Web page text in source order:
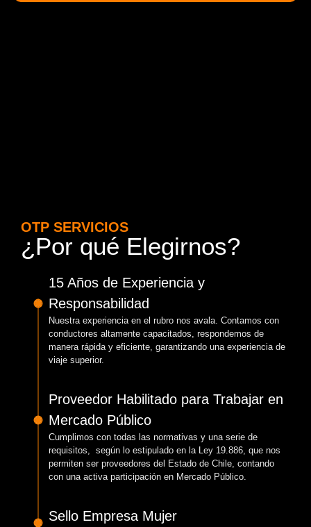
OTP SERVICIOS
¿Por qué Elegirnos?
15 Años de Experiencia y
Responsabilidad
Nuestra experiencia en el rubro nos avala. Contamos con
conductores altamente capacitados, respondemos de
manera rápida y eficiente, garantizando una experiencia de
viaje superior.
Proveedor Habilitado para Trabajar en
Mercado Público
Cumplimos con todas las normativas y una serie de
requisitos, según lo estipulado en la Ley 19.886, que nos
permiten ser proveedores del Estado de Chile, contando
con una activa participación en Mercado Público.
Sello Empresa Mujer